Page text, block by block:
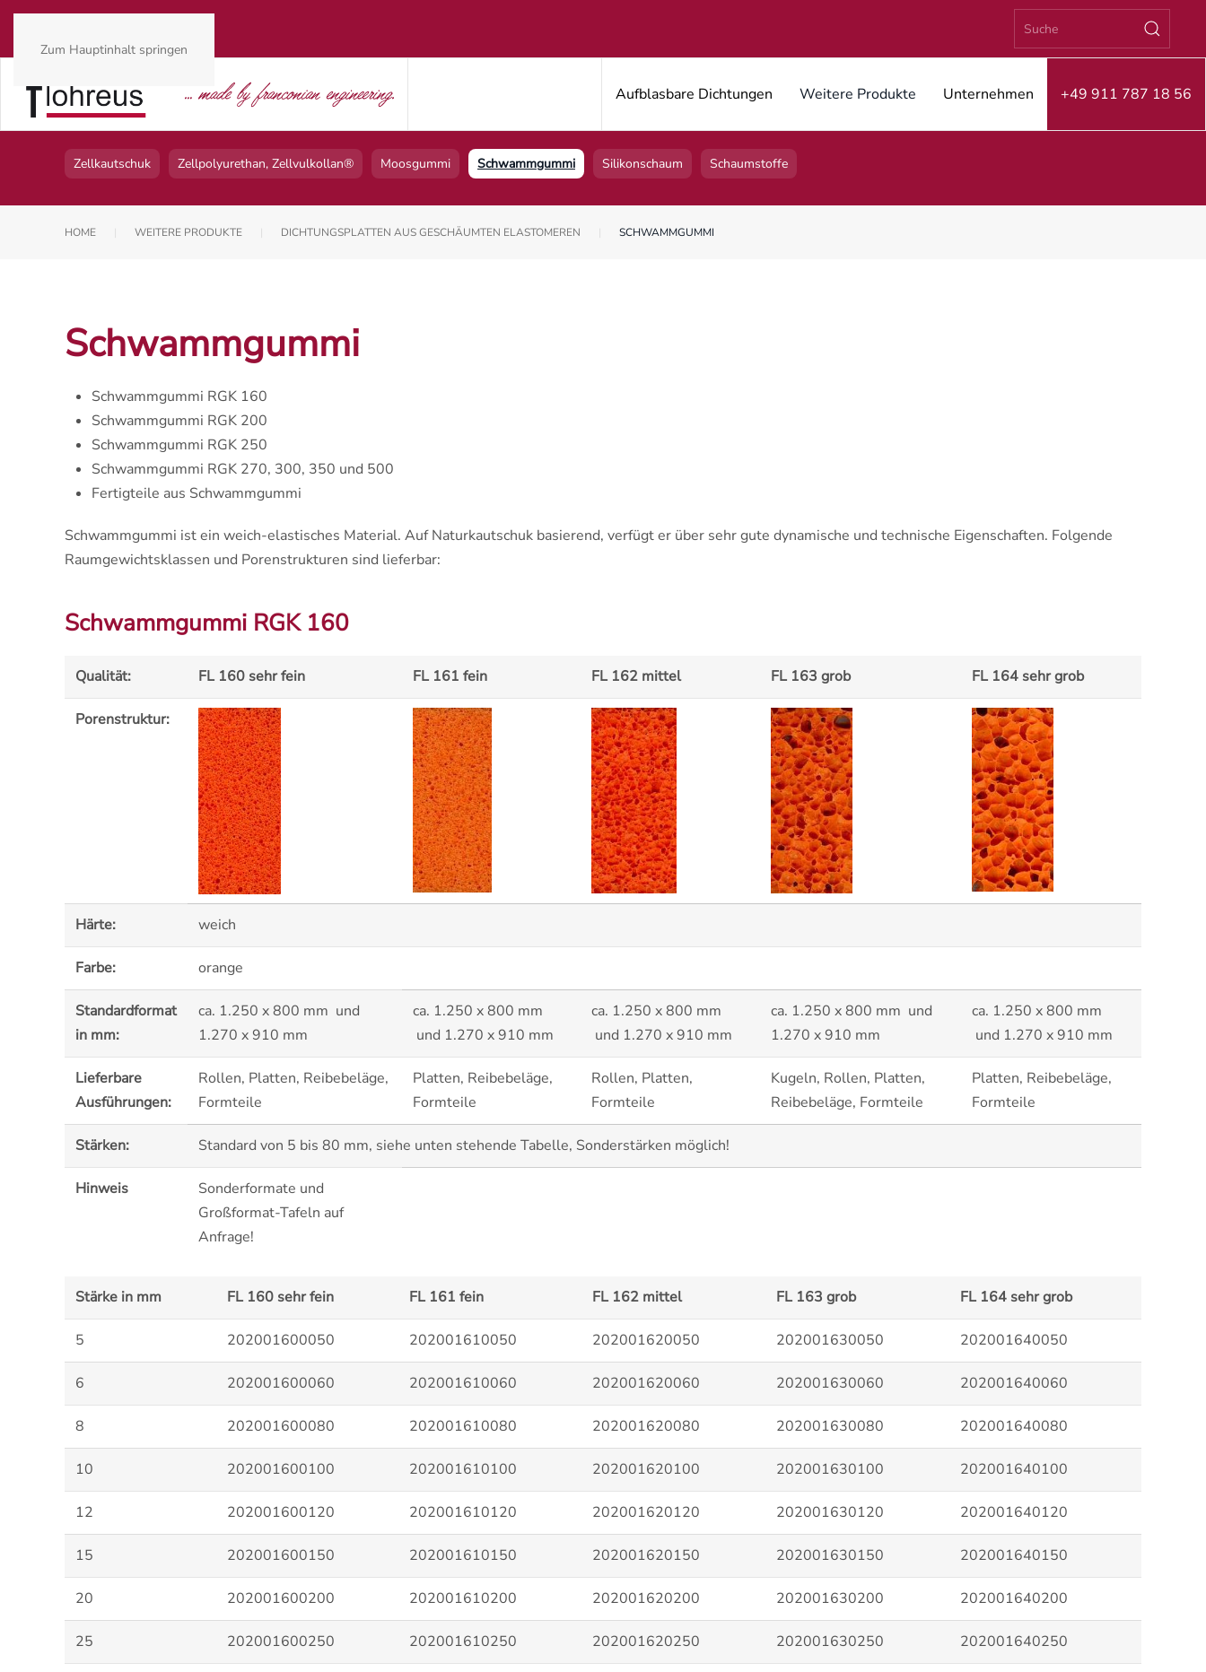
Zum Hauptinhalt springen
Aufblasbare Dichtungen Weitere Produkte Unternehmen +49 911 787 18 56
Zellkautschuk Zellpolyurethan, Zellvulkollan® Moosgummi Schwammgummi Silikonschaum Schaumstoffe
HOME WEITERE PRODUKTE DICHTUNGSPLATTEN AUS GESCHÄUMTEN ELASTOMEREN SCHWAMMGUMMI
Schwammgummi
Schwammgummi RGK 160
Schwammgummi RGK 200
Schwammgummi RGK 250
Schwammgummi RGK 270, 300, 350 und 500
Fertigteile aus Schwammgummi
Schwammgummi ist ein weich-elastisches Material. Auf Naturkautschuk basierend, verfügt er über sehr gute dynamische und technische Eigenschaften. Folgende
Raumgewichtsklassen und Porenstrukturen sind lieferbar:
Schwammgummi RGK 160
Qualität: FL 160 sehr fein FL 161 fein FL 162 mittel FL 163 grob FL 164 sehr grob
Porenstruktur:
Härte: weich
Farbe: orange
Standardformat
in mm:
ca. 1.250 x 800 mm und
1.270 x 910 mm
ca. 1.250 x 800 mm
und 1.270 x 910 mm
ca. 1.250 x 800 mm
und 1.270 x 910 mm
ca. 1.250 x 800 mm und
1.270 x 910 mm
ca. 1.250 x 800 mm
und 1.270 x 910 mm
Lieferbare
Ausführungen:
Rollen, Platten, Reibebeläge,
Formteile
Platten, Reibebeläge,
Formteile
Rollen, Platten,
Formteile
Kugeln, Rollen, Platten,
Reibebeläge, Formteile
Platten, Reibebeläge,
Formteile
Stärken: Standard von 5 bis 80 mm, siehe unten stehende Tabelle, Sonderstärken möglich!
Hinweis
Sonderformate und
Großformat-Tafeln auf
Anfrage!
Stärke in mm FL 160 sehr fein FL 161 fein FL 162 mittel FL 163 grob FL 164 sehr grob
5 202001600050 202001610050 202001620050 202001630050 202001640050
6 202001600060 202001610060 202001620060 202001630060 202001640060
8 202001600080 202001610080 202001620080 202001630080 202001640080
10 202001600100 202001610100 202001620100 202001630100 202001640100
12 202001600120 202001610120 202001620120 202001630120 202001640120
15 202001600150 202001610150 202001620150 202001630150 202001640150
20 202001600200 202001610200 202001620200 202001630200 202001640200
25 202001600250 202001610250 202001620250 202001630250 202001640250